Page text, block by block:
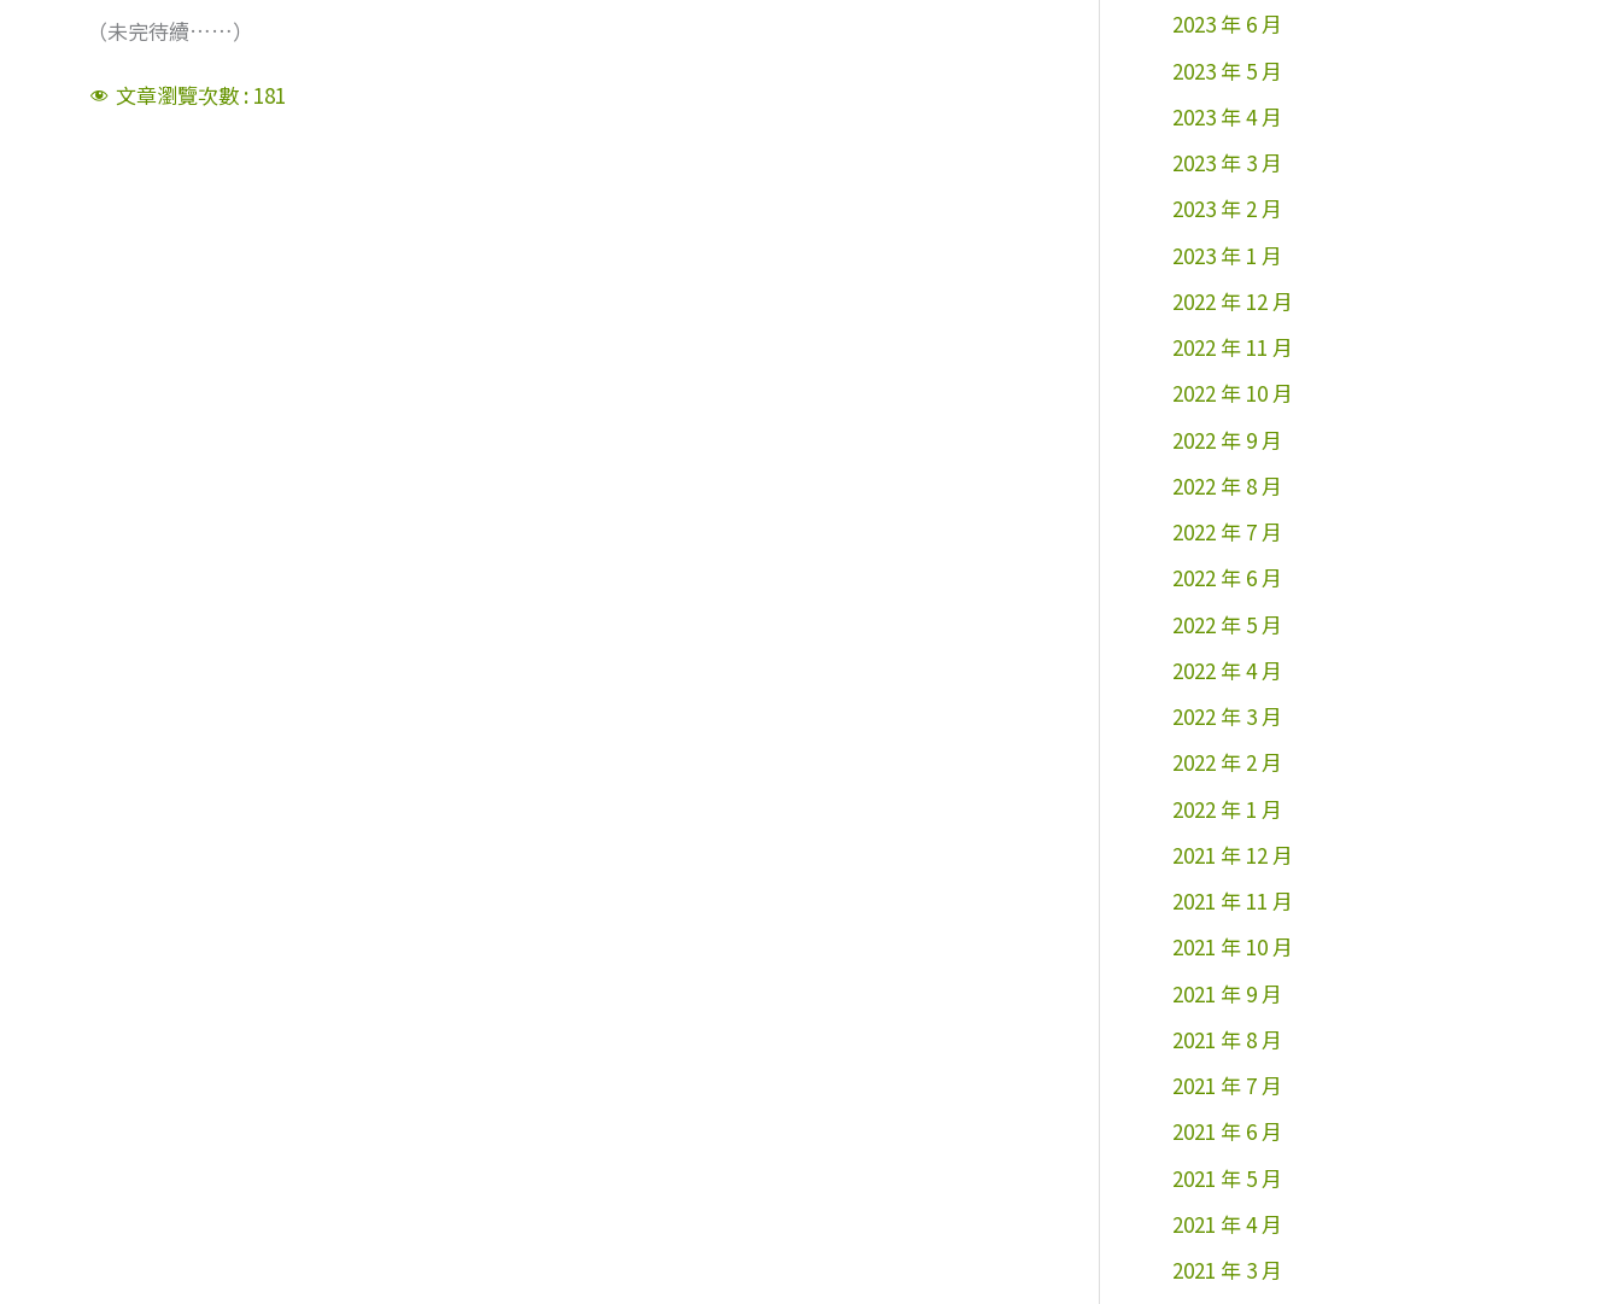
（未完待續……）
文章瀏覽次數 : 181
2023 年 6 月
2023 年 5 月
2023 年 4 月
2023 年 3 月
2023 年 2 月
2023 年 1 月
2022 年 12 月
2022 年 11 月
2022 年 10 月
2022 年 9 月
2022 年 8 月
2022 年 7 月
2022 年 6 月
2022 年 5 月
2022 年 4 月
2022 年 3 月
2022 年 2 月
2022 年 1 月
2021 年 12 月
2021 年 11 月
2021 年 10 月
2021 年 9 月
2021 年 8 月
2021 年 7 月
2021 年 6 月
2021 年 5 月
2021 年 4 月
2021 年 3 月